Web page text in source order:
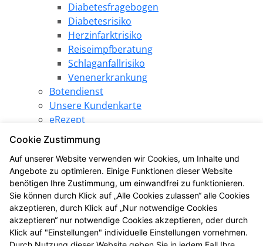
Diabetesfragebogen
Diabetesrisiko
Herzinfarktrisiko
Reiseimpfberatung
Schlaganfallrisiko
Venenerkrankung
Botendienst
Unsere Kundenkarte
eRezept
Elektronische Patientenakte
Pharmazeutische Dienstleistungen
Angebote
Produkt des Monats
LINDA Gewinnspiel
LINDA Aktion
Die LINDA Eigenmarke
Gesundheitsthemen
Cookie Zustimmung
Auf unserer Website verwenden wir Cookies, um Inhalte und
Angebote zu optimieren. Einige Funktionen dieser Website
benötigen Ihre Zustimmung, um einwandfrei zu funktionieren.
Sie können durch Klick auf „Alle Cookies zulassen“ alle Cookies
akzeptieren, durch Klick auf „Nur notwendige Cookies
akzeptieren“ nur notwendige Cookies akzeptieren, oder durch
Klick auf "Einstellungen" individuelle Einstellungen vornehmen.